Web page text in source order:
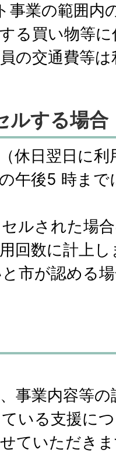
事業の範囲内
る買い物等
の交通費等
ルする場合
休日翌日に
午後5 時ま
ルされた場
回数に計上
市が認める
事業内容等
いる支援に
ていただき